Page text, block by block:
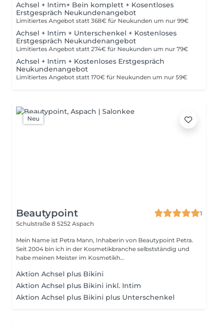
Achsel + Intim+ Bein komplett + Kosentloses
Erstgespräch Neukundenangebot
Limitiertes Angebot statt 368€ für Neukunden um nur 99€
Achsel + Intim + Unterschenkel + Kostenloses
Erstgespräch Neukundenangebot
Limitiertes Angebot statt 274€ für Neukunden um nur 79€
Achsel + Intim + Kostenloses Erstgespräch
Neukundenangebot
Limitiertes Angebot statt 170€ für Neukunden um nur 59€
Neu
Beautypoint
1
Schulstraße 8 5252 Aspach
Mein Name ist Petra Mann, Inhaberin von Beautypoint Petra.
Seit 2004 bin ich in der Kosmetikbranche selbstständig und
habe meinen Meister im Kosmetikh...
Aktion Achsel plus Bikini
Aktion Achsel plus Bikini inkl. Intim
Aktion Achsel plus Bikini plus Unterschenkel